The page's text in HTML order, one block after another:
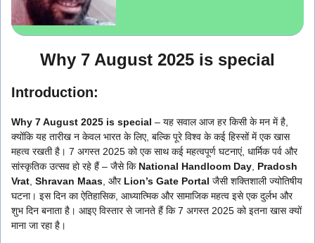
Why 7 August 2025 is special
Introduction:
Why 7 August 2025 is special – यह सवाल आज हर किसी के मन में है,
क्योंकि यह तारीख न केवल भारत के लिए, बल्कि पूरे विश्व के कई हिस्सों में एक खास
महत्व रखती है। 7 अगस्त 2025 को एक साथ कई महत्वपूर्ण घटनाएं, धार्मिक पर्व और
सांस्कृतिक उत्सव हो रहे हैं – जैसे कि National Handloom Day Pradosh
Vrat Shravan Maas , और Lion’s Gate Portal जैसी शक्तिशाली ज्योतिषीय
घटना। इस दिन का ऐतिहासिक, आध्यात्मिक और सामाजिक महत्व इसे एक दुर्लभ और
शुभ दिन बनाता है। आइए विस्तार से जानते हैं कि 7 अगस्त 2025 को इतना खास क्यों
माना जा रहा है।